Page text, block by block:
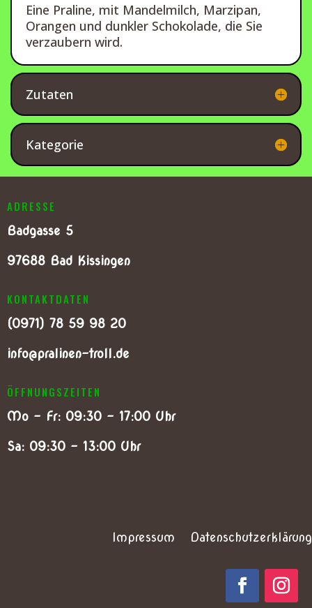
Eine Praline, mit Mandelmilch, Marzipan,
Orangen und dunkler Schokolade, die Sie
verzaubern wird.
Zutaten
Kategorie
ADRESSE
Badgasse 5
97688 Bad Kissingen
KONTAKTDATEN
(0971) 78 59 98 20
info@pralinen-troll.de
ÖFFNUNGSZEITEN
Mo – Fr: 09:30 – 17:00 Uhr
Sa: 09:30 – 13:00 Uhr
Impressum Datenschutzerklärung